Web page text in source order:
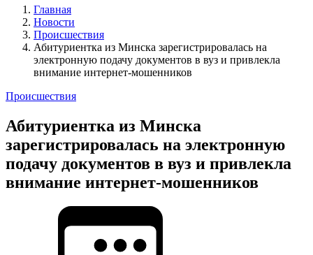
Главная
Новости
Происшествия
Абитуриентка из Минска зарегистрировалась на
электронную подачу документов в вуз и привлекла
внимание интернет-мошенников
Происшествия
Абитуриентка из Минска
зарегистрировалась на электронную
подачу документов в вуз и привлекла
внимание интернет-мошенников